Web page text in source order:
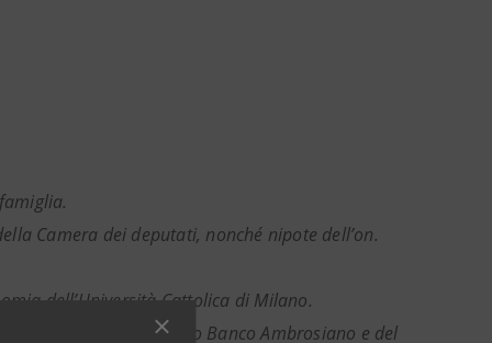
Camera dei deputati, nonché nipote dell’on.
dell’Università Cattolica di Milano.
nel 1982, del Nuovo Banco Ambrosiano e del